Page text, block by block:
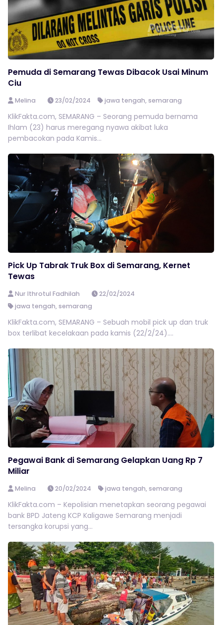
Pemuda di Semarang Tewas Dibacok Usai Minum
Ciu
Melina 23/02/2024 jawa tengah, semarang
KlikFakta.com, SEMARANG – Seorang pemuda bernama
Ihlam (23) harus meregang nyawa akibat luka
pembacokan pada Kamis...
Pick Up Tabrak Truk Box di Semarang, Kernet
Tewas
Nur Ithrotul Fadhilah
22/02/2024
jawa tengah, semarang
KlikFakta.com, SEMARANG – Sebuah mobil pick up dan truk
box terlibat kecelakaan pada kamis (22/2/24)....
Pegawai Bank di Semarang Gelapkan Uang Rp 7
Miliar
Melina 20/02/2024 jawa tengah, semarang
KlikFakta.com – Kepolisian menetapkan seorang pegawai
bank BPD Jateng KCP Kaligawe Semarang menjadi
tersangka korupsi yang...